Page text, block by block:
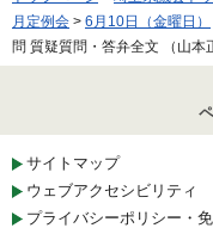
月定例会 > 6月10日（金曜日）
問 質疑質問・答弁全文 （山本
サイトマップ
ウェブアクセシビリティ
プライバシーポリシー・